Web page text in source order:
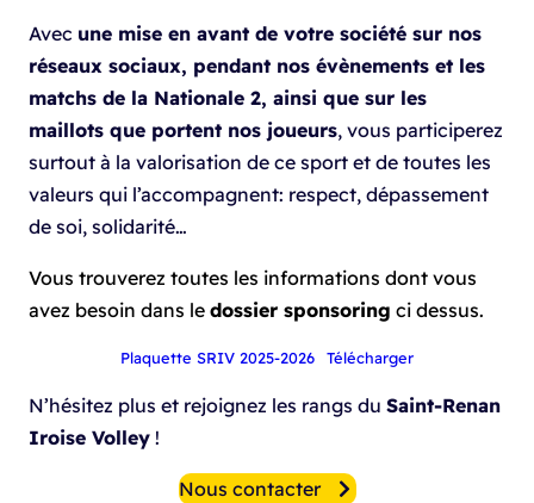
Avec une mise en avant de votre société sur nos
réseaux sociaux, pendant nos évènements et les
matchs de la Nationale 2, ainsi que sur les
maillots que portent nos joueurs, vous participerez
surtout à la valorisation de ce sport et de toutes les
valeurs qui l’accompagnent: respect, dépassement
de soi, solidarité…
Vous trouverez toutes les informations dont vous
avez besoin dans le dossier sponsoring ci dessus.
Plaquette SRIV 2025-2026 Télécharger
N’hésitez plus et rejoignez les rangs du Saint-Renan
Iroise Volley !
Nous contacter